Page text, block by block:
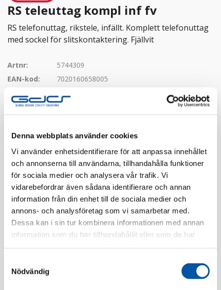
Denna webbplats använder cookies
Vi använder enhetsidentifierare för att anpassa innehållet
och annonserna till användarna, tillhandahålla funktioner
för sociala medier och analysera vår trafik. Vi
vidarebefordrar även sådana identifierare och annan
information från din enhet till de sociala medier och
annons- och analysföretag som vi samarbetar med.
Dessa kan i sin tur kombinera informationen med annan
information som du har tillhandahållit eller som de har
Nödvändig
RS teleuttag kompl inf fv
RS telefonuttag, rikstele, infällt. Komplett telefonuttag
med sockel för slitskontaktering. Fjällvit
Artnr:
5744309
EAN-kod:
7020160658005
Finns i lager
Registrera dig
Beskrivning
Specifikation